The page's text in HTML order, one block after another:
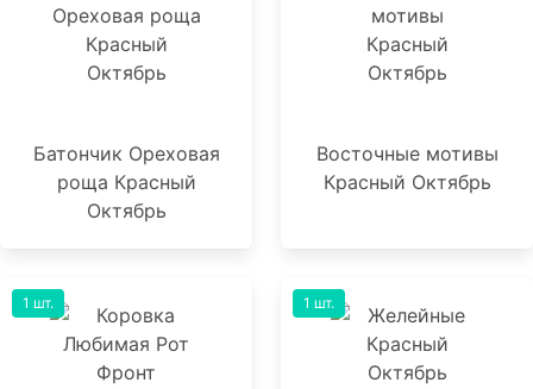
Батончик Ореховая
роща Красный
Октябрь
Восточные мотивы
Красный Октябрь
1 шт. 1 шт.